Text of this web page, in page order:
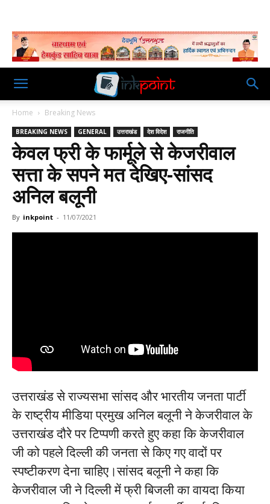
Home Breaking News
BREAKING NEWS GENERAL उत्तराखंड देश विदेश राजनीति
केवल फ्री के फार्मूले से केजरीवाल
सत्ता के सपने मत देखिए-सांसद
अनिल बलूनी
By inkpoint - 11/07/2021
उत्तराखंड से राज्यसभा सांसद और भारतीय जनता पार्टी
के राष्ट्रीय मीडिया प्रमुख अनिल बलूनी ने केजरीवाल के
उत्तराखंड दौरे पर टिप्पणी करते हुए कहा कि केजरीवाल
जी को पहले दिल्ली की जनता से किए गए वादों पर
स्पष्टीकरण देना चाहिए।सांसद बलूनी ने कहा कि
केजरीवाल जी ने दिल्ली में फ्री बिजली का वायदा किया